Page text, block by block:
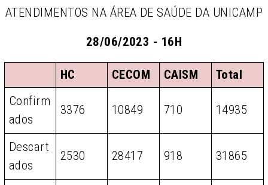
ATENDIMENTOS NA ÁREA DE SAÚDE DA UNICAMP
28/06/2023 - 16H
HC CECOM CAISM
Total
Confirm
ados
3376 10849 710 14935
Descart
ados
2530 28417 918 31865